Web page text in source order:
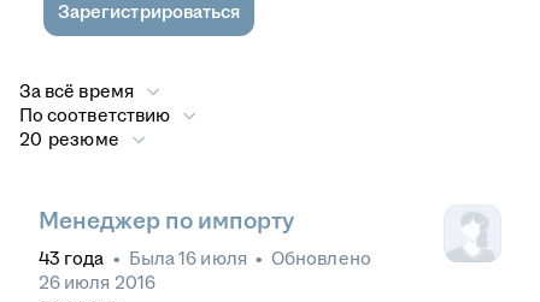
Зарегистрироваться
За всё время
По соответствию
20 резюме
Менеджер по импорту
43 года • Была16 июля • Обновлено
26 июля 2016